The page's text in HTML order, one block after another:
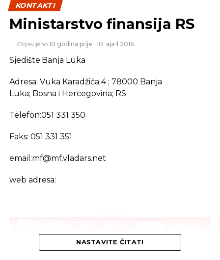
KONTAKTI
Ministarstvo finansija RS
Objavljeno 10 godina prije 10. april 2016.
Sjedište:Banja Luka
Adresa: Vuka Karadžića 4 ; 78000 Banja
Luka; Bosna i Hercegovina; RS
Telefon:051 331 350
Faks: 051 331 351
email:mf@mf.vladars.net
web adresa:
NASTAVITE ČITATI